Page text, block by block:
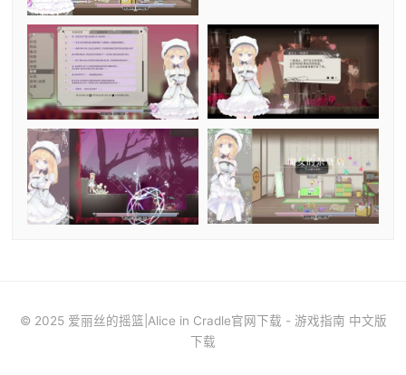
© 2025 爱丽丝的摇篮|Alice in Cradle官网下载 - 游戏指南 中文版
下载